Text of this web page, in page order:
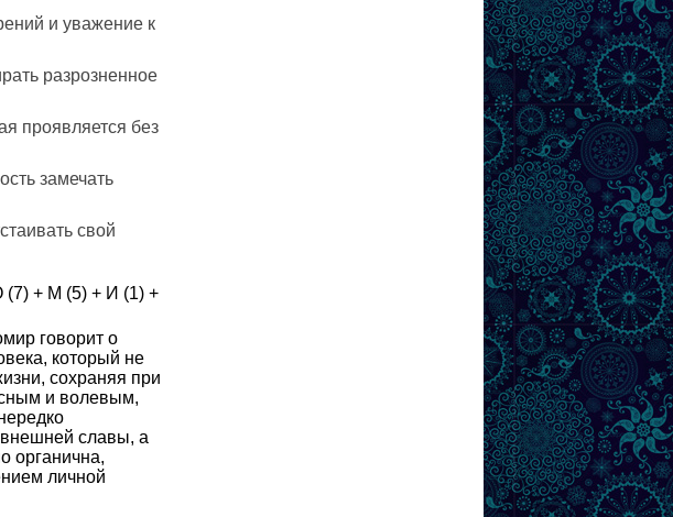
и уважение к
разрозненное
проявляется без
замечать
свой
(7) + М (5) + И (1) +
говорит о
который не
сохраняя при
и волевым,
славы, а
органична,
личной